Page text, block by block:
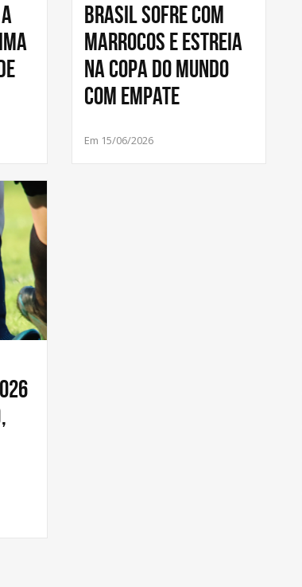
Brasil sofre com
Marrocos e estreia
na Copa do Mundo
com empate
Em 15/06/2026